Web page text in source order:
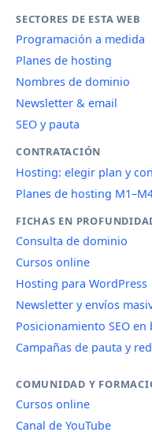
SECTORES DE ESTA WEB
Programación a medida
Planes de hosting
Nombres de dominio
Newsletter & email
SEO y pauta
CONTRATACIÓN
Hosting: elegir plan y
Planes de hosting
FICHAS EN
Consulta de dominio
Cursos online
Hosting para WordPress
Newsletter y envíos
Posicionamiento SEO en
Campañas de pauta y
COMUNIDAD Y
Cursos online
Canal de YouTube